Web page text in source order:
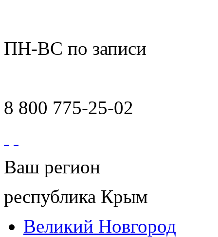
ПН-ВС по записи
8 800 775-25-02
Ваш регион
республика Крым
Великий Новгород